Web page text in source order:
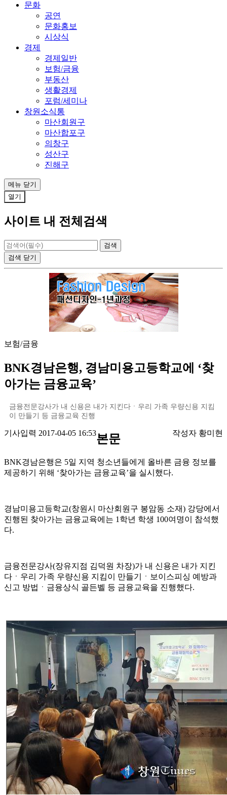
문화
공연
문화홍보
시상식
경제
경제일반
보험/금융
부동산
생활경제
포럼/세미나
창원소식통
마산회원구
마산합포구
의창구
성산구
진해구
메뉴 닫기
열기
사이트 내 전체검색
검색 닫기
보험/금융
BNK경남은행, 경남미용고등학교에 ‘찾
아가는 금융교육’
금융전문강사가 내 신용은 내가 지킨다ㆍ우리 가족 우량신용 지킴
이 만들기 등 금융교육 진행
기사입력 2017-04-05 16:53 작성자 황미현
본문
BNK경남은행은 5일 지역 청소년들에게 올바른 금융 정보를
제공하기 위해 ‘찾아가는 금융교육’을 실시했다.
경남미용고등학교(창원시 마산회원구 봉암동 소재) 강당에서
진행된 찾아가는 금융교육에는 1 학년 학생 100여명이 참석했
다.
금융전문강사(장유지점 김덕원 차장)가 내 신용은 내가 지킨
다ㆍ우리 가족 우량신용 지킴이 만들기ㆍ보이스피싱 예방과
신고 방법ㆍ금융상식 골든벨 등 금융교육을 진행했다.